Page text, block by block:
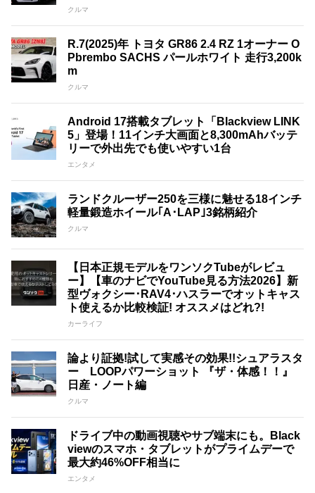
クルマ
R.7(2025)年 トヨタ GR86 2.4 RZ 1オーナー O
Pbrembo SACHS パールホワイト 走行3,200k
m
クルマ
Android 17搭載タブレット「Blackview LINK
5」登場！11インチ大画面と8,300mAhバッテ
リーで外出先でも使いやすい1台
エンタメ
ランドクルーザー250を三様に魅せる18インチ
軽量鍛造ホイール｢A･LAP｣3銘柄紹介
クルマ
【日本正規モデルをワンソクTubeがレビュ
ー】【車のナビでYouTube見る方法2026】新
型ヴォクシー･RAV4･ハスラーでオットキャス
ト使えるか比較検証! オススメはどれ?!
カーライフ
論より証拠!試して実感その効果!!シュアラスタ
ー LOOPパワーショット 『ザ・体感！！』
日産・ノート編
クルマ
ドライブ中の動画視聴やサブ端末にも。Black
viewのスマホ・タブレットがプライムデーで
最大約46%OFF相当に
エンタメ